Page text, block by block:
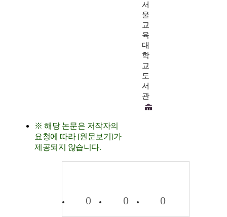
서
울
교
육
대
학
교
도
서
관
※ 해당 논문은 저작자의
요청에 따라 [원문보기]가
제공되지 않습니다.
0 0 0